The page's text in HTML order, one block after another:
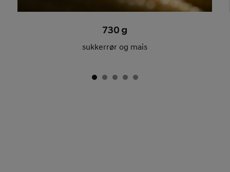
730 g
sukkerrør og mais